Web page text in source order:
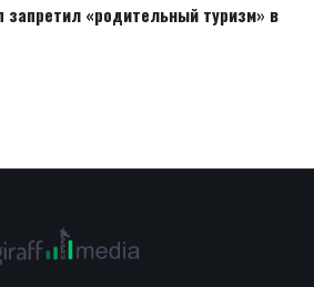
запретил «родительный туризм» в